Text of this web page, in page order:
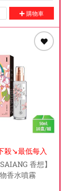
購物車
殺↘️最低每入
香想】
香水噴霧